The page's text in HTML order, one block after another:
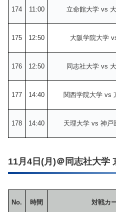
174 11:00 立命館大学 vs
175 12:50 大阪学院大学
176 12:50 同志社大学 vs
177 14:40 関西学院大学 vs
178 14:40 天理大学 vs 神戸
11月4日(月)＠同志社大学
No. 時間 対戦カ